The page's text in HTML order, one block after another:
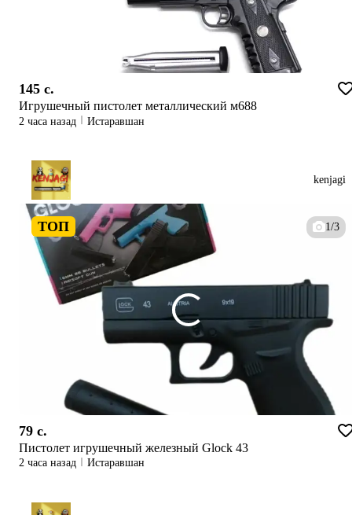
145 c.
Игрушечный пистолет металлический м688
2 часа назад Истаравшан
kenjagi
ТОП 1/3
79 c.
Пистолет игрушечный железный Glock 43
2 часа назад Истаравшан